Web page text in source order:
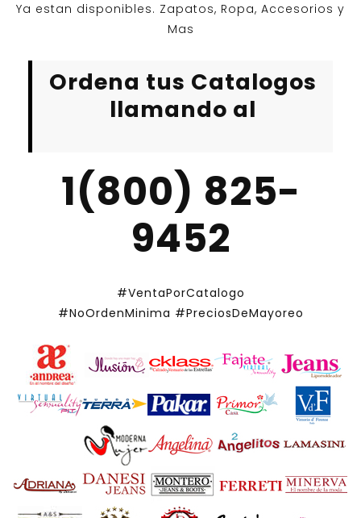
Ya estan disponibles. Zapatos, Ropa, Accesorios y
Mas
Ordena tus Catalogos
llamando al
1(800) 825-
9452
#VentaPorCatalogo
#NoOrdenMinima #PreciosDeMayoreo